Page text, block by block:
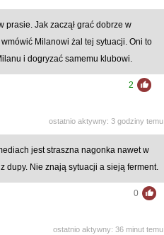
prasie. Jak zaczął grać dobrze w
Milanowi żal tej sytuacji. Oni to
i dogryzać samemu klubowi.
2
ostatnio aktywny: 3 godziny temu
jest straszna nagonka nawet w
dupy. Nie znają sytuacji a sieją ferment.
0
ostatnio aktywny: 36 minut temu